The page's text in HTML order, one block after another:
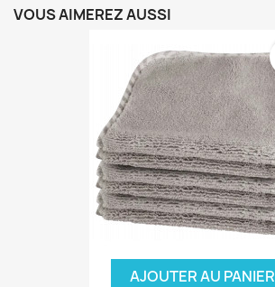
VOUS AIMEREZ AUSSI
AJOUTER AU PANIER